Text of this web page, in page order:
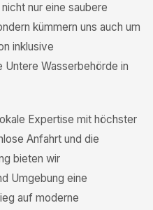
nur eine saubere
kümmern uns auch um
inklusive
Untere Wasserbehörde in
Expertise mit höchster
Anfahrt und die
bieten wir
Umgebung eine
auf moderne